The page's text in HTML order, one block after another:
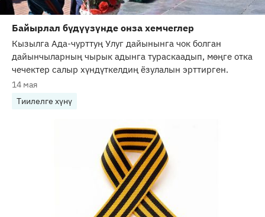
Байырлал бүдүүзүнде онза хемчеглер
Кызылга Ада-чурттуң Улуг дайынынга чок болган
дайынчыларның чырык адынга тураскаадып, мөңге отка
чечектер салыр хүндүткелдиң ёзулалын эрттирген.
14 мая
Тиилелге хүнү